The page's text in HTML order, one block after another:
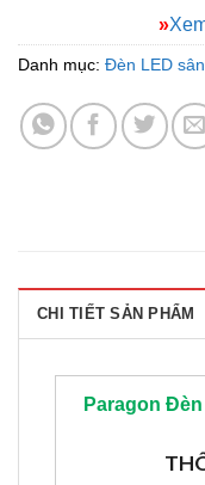
»
Danh mục: Đèn LED
CHI TIẾT SẢN PHẨM
Paragon Đèn